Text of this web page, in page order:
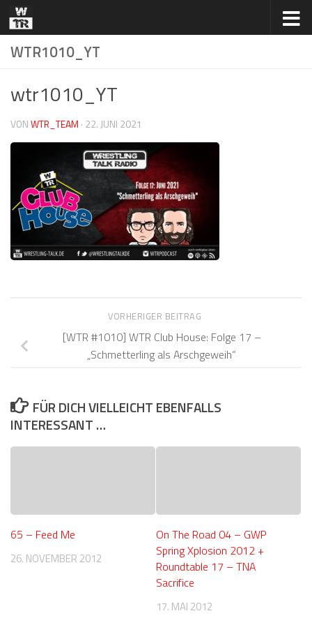
Zum Inhalt springen
WTR1010_YT
wtr1010_YT
VONWTR_TEAM · 22. JUNI 2021
VORHERIGER BEITRAG
[WTR #1010] WTR Club House: Folge 17 –
„Schmetterling als Arschgeweih“
FÜR DICH VIELLEICHT EBENFALLS
INTERESSANT …
65 – Feed Me
26. NOVEMBER 2012
On The Road 04 – GWP
Spring Xplosion 2012 +
Roundtable 17 – TNA
Sacrifice
17. MAI 2012